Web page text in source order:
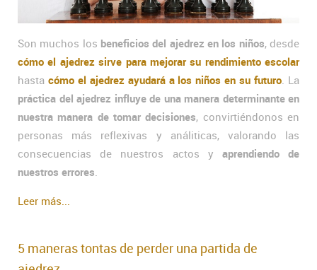
Son muchos los beneficios del ajedrez en los niños, desde
cómo el ajedrez sirve para mejorar su rendimiento escolar
hasta cómo el ajedrez ayudará a los niños en su futuro . La
práctica del ajedrez influye de una manera determinante en
nuestra manera de tomar decisiones, convirtiéndonos en
personas más reflexivas y análiticas, valorando las
consecuencias de nuestros actos y aprendiendo de
nuestros errores
Leer más...
5 maneras tontas de perder una partida de